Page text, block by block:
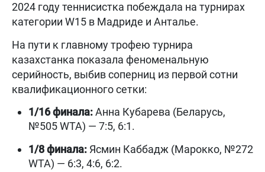
2024 году теннисистка побеждала на турнирах
категории W15 в Мадриде и Анталье.
На пути к главному трофею турнира
казахстанка показала феноменальную
серийность, выбив соперниц из первой сотни
квалификационного сетки:
1/16 финала:Анна Кубарева (Беларусь,
№505 WTA) — 7:5, 6:1.
1/8 финала: Ясмин Каббадж (Марокко, №272
WTA) — 6:3, 4:6, 6:2.